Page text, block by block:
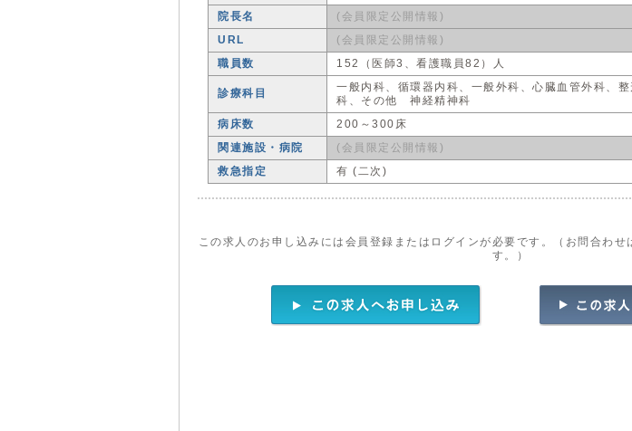
院長名
(会員限定公開情報)
URL
(会員限定公開情報)
職員数
152（医師3、看護職員82）人
診療科目
一般内科、循環器内科、一般外科、心臓血管外科、
科、その他 神経精神科
病床数
200～300床
関連施設・病院
(会員限定公開情報)
救急指定
有 (二次)
この求人のお申し込みには会員登録またはログインが必要です。（お問合わせ
す。）